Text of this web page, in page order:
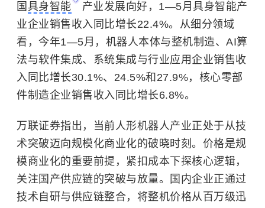
国 具身智能
产业发展向好，1—5月具身智能产
业企业销售收入同比增长22.4%。从细分领域
看，今年1—5月，机器人本体与整机制造、AI算
法与软件集成、系统集成与行业应用企业销售收
入同比增长30.1%、24.5%和27.9%，核心零部
件制造企业销售收入同比增长6.8%。
万联证券指出，当前人形机器人产业正处于从技
术突破迈向规模化商业化的破晓时刻。价格是规
模商业化的重要前提，紧扣成本下探核心逻辑，
关注国产供应链的突破与放量。国内企业正通过
技术自研与供应链整合，将整机价格从百万级迅